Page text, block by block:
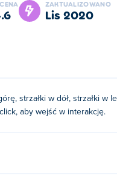
4.6
ZAKTUALIZOWANO
lis 2020
strzałki w dół, strzałki
aby wejść w interakcję.